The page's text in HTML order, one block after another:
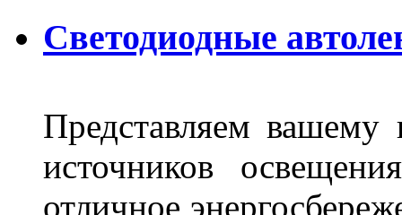
Светодиодные
Представляем
источников
отличное